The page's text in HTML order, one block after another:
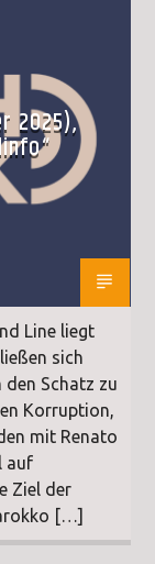
2025),
Line liegt
sich
den Schatz zu
Korruption,
mit Renato
auf
Ziel der
[…]